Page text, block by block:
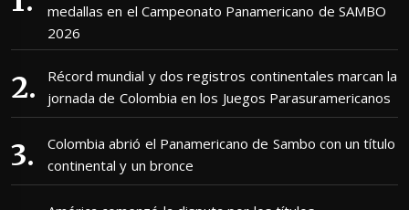
medallas en el Campeonato Panamericano de SAMBO
2026
Récord mundial y dos registros continentales marcan la
jornada de Colombia en los Juegos Parasuramericanos
Colombia abrió el Panamericano de Sambo con un título
continental y un bronce